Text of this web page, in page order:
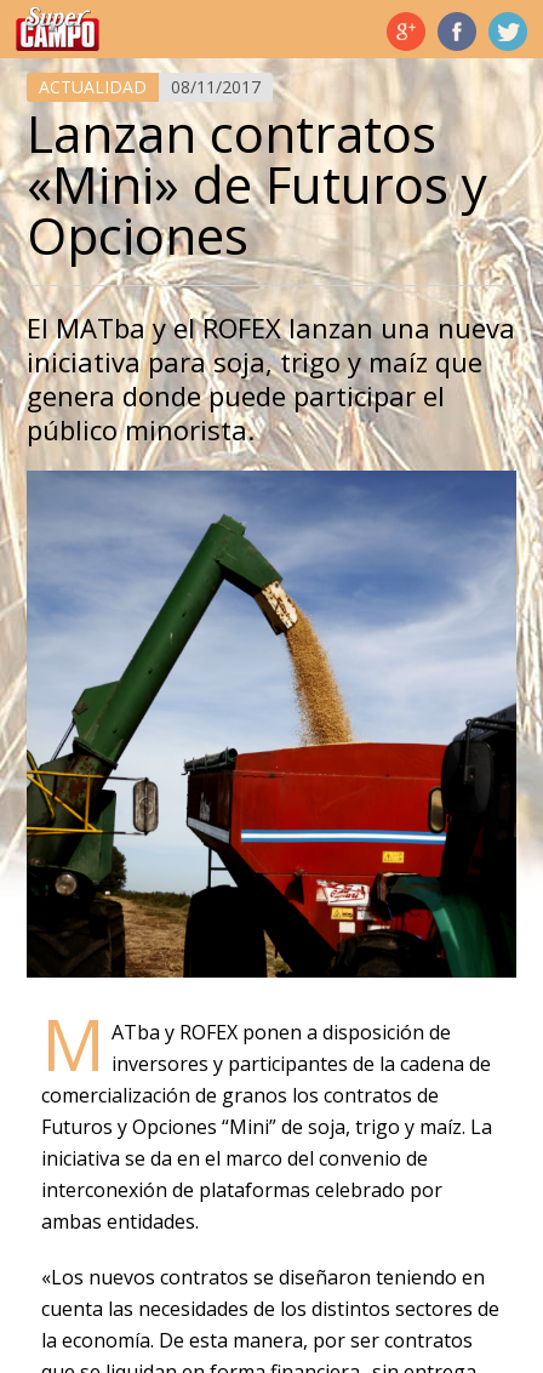
Temas de hoy
ACTUALIDAD 08/11/2017
Lanzan contratos
«Mini» de Futuros y
Opciones
El MATba y el ROFEX lanzan una nueva
iniciativa para soja, trigo y maíz que
genera donde puede participar el
público minorista.
M ATba y ROFEX ponen a disposición de
inversores y participantes de la cadena de
comercialización de granos los contratos de
Futuros y Opciones “Mini” de soja, trigo y maíz. La
iniciativa se da en el marco del convenio de
interconexión de plataformas celebrado por
ambas entidades.
«Los nuevos contratos se diseñaron teniendo en
cuenta las necesidades de los distintos sectores de
la economía. De esta manera, por ser contratos